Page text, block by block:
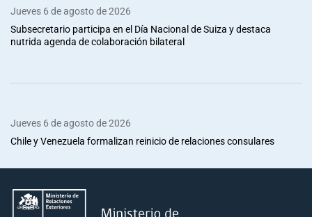
Jueves 6 de agosto de 2026
Subsecretario participa en el Día Nacional de Suiza y destaca
nutrida agenda de colaboración bilateral
Jueves 6 de agosto de 2026
Chile y Venezuela formalizan reinicio de relaciones consulares